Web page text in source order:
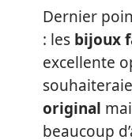
Dernier
: les bijoux
excellente
original
beaucoup